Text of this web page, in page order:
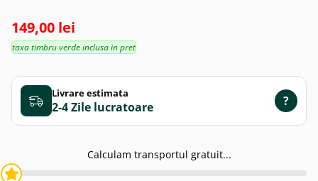
149,00 lei
taxa timbru verde inclusa in pret
Livrare estimata
2-4 Zile ?
Calculam transportul gratuit...